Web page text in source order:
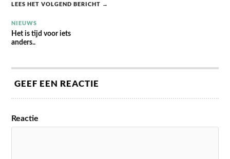
LEES HET VOLGEND BERICHT →
NIEUWS
Het is tijd voor iets
anders..
GEEF EEN REACTIE
Reactie